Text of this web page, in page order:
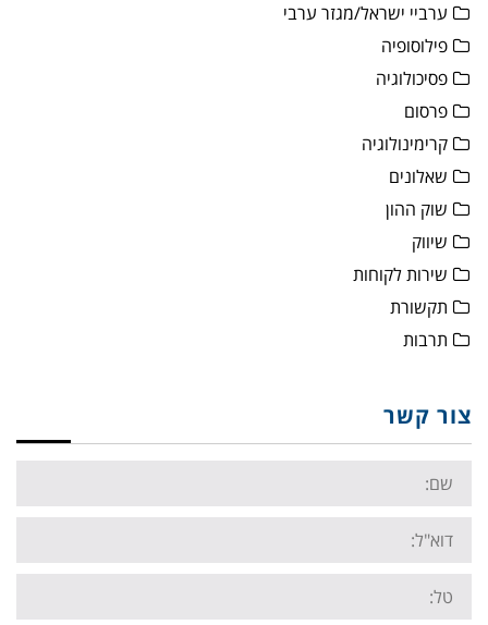
ערביי ישראל/מגזר ערבי
פילוסופיה
פסיכולוגיה
פרסום
קרימינולוגיה
שאלונים
שוק ההון
שיווק
שירות לקוחות
תקשורת
תרבות
צור קשר
Name:
Email:
Tel: